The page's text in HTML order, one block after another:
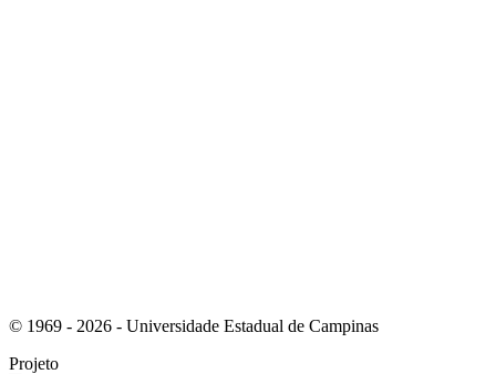
© 1969 - 2026 - Universidade Estadual de Campinas
Projeto